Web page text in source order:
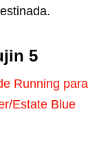
5
Running para
Estate Blue